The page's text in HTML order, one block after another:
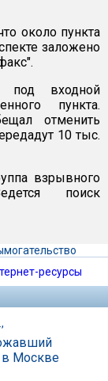
около пункта
заложено
под входной
пункта.
отменить
10 тыс.
взрывного
поиск
ресурсы
в Москве